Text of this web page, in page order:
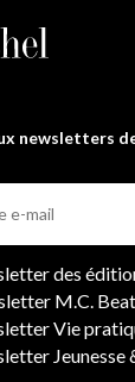
newsletters
des
M.C.
Vie
Jeunesse